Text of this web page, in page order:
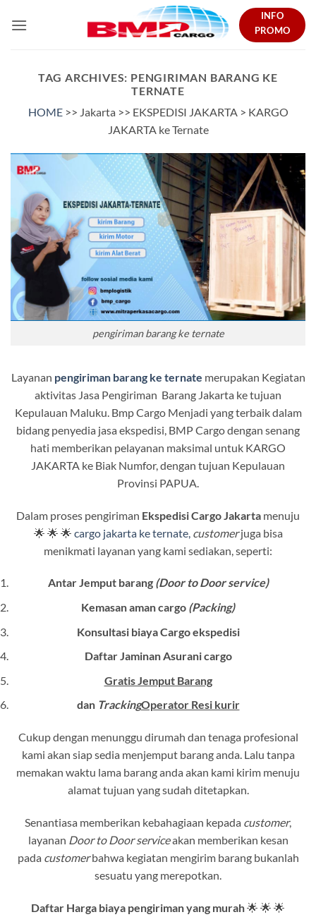
INFO
PROMO
TAG ARCHIVES: PENGIRIMAN BARANG KE
TERNATE
HOME>> Jakarta >> EKSPEDISI JAKARTA > KARGO
JAKARTA ke Ternate
pengiriman barang ke ternate
Layanan pengiriman barang ke ternate merupakan Kegiatan
aktivitas Jasa Pengiriman Barang Jakarta ke tujuan
Kepulauan Maluku. Bmp Cargo Menjadi yang terbaik dalam
bidang penyedia jasa ekspedisi, BMP Cargo dengan senang
hati memberikan pelayanan maksimal untuk KARGO
JAKARTA ke Biak Numfor, dengan tujuan Kepulauan
Provinsi PAPUA.
Dalam proses pengiriman Ekspedisi Cargo Jakarta menuju
🌟 🌟 🌟 cargo jakarta ke ternate, customerjuga bisa
menikmati layanan yang kami sediakan, seperti:
Antar Jemput barang(Door to Door service)
Kemasan aman cargo (Packing)
Konsultasi biaya Cargo ekspedisi
Daftar Jaminan Asurani cargo
Gratis Jemput Barang
dan TrackingOperator Resi kurir
Cukup dengan menunggu dirumah dan tenaga profesional
kami akan siap sedia menjemput barang anda. Lalu tanpa
memakan waktu lama barang anda akan kami kirim menuju
alamat tujuan yang sudah ditetapkan.
Senantiasa memberikan kebahagiaan kepada customer,
layanan Door to Door serviceakan memberikan kesan
pada customerbahwa kegiatan mengirim barang bukanlah
sesuatu yang merepotkan.
Daftar Harga biaya pengiriman yang murah🌟 🌟 🌟